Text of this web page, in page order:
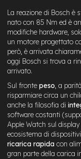
m
o
z
z
o
e
-
M
T
B
E
n
d
u
r
o
La reazione di Bosch è
nato con 85 Nm ed è
modifiche hardware,
un motore progettato
però, è arrivata
oggi Bosch si trova a
arrivato.
Sul fronte peso, a
risparmiare circa un
anche la filosofia di
software costanti
Apple Watch sul
ecosistema di
ricarica rapida con
gran parte della carica